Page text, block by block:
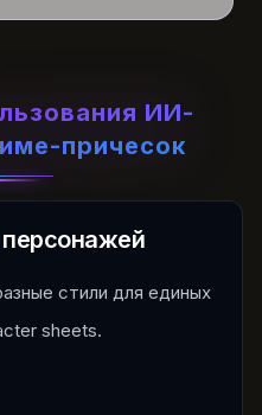
ИИ-
причесок
стили для единых
sheets.